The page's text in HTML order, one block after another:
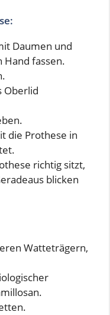
Daumen und
fassen.
Oberlid
die Prothese in
richtig sitzt,
blicken
Watteträgern,